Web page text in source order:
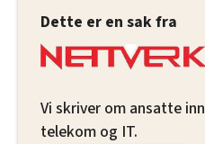
Dette er en sak fra
Vi skriver om ansatte
telekom og IT.